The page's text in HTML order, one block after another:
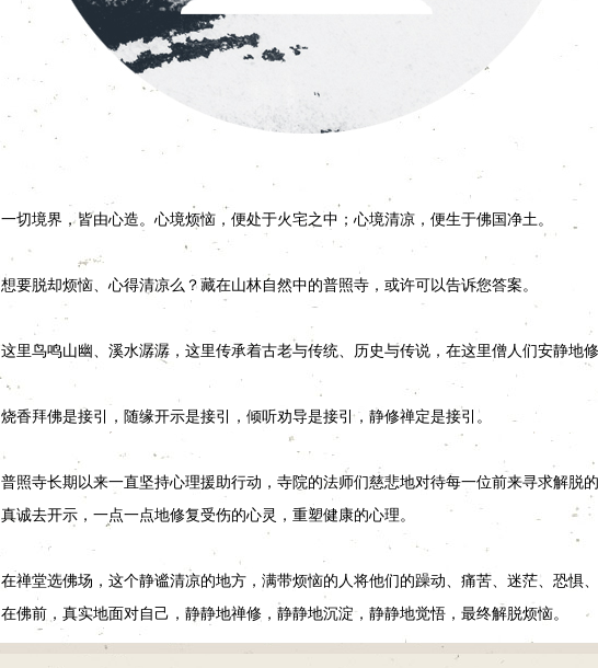
一切境界，皆由心造。心境烦恼，便处于火宅之中；心境清凉，便生于佛国净土。
想要脱却烦恼、心得清凉么？藏在山林自然中的普照寺，或许可以告诉您答案。
这里鸟鸣山幽、溪水潺潺，这里传承着古老与传统、历史与传说，在这里僧人们安静地
烧香拜佛是接引，随缘开示是接引，倾听劝导是接引，静修禅定是接引。
普照寺长期以来一直坚持心理援助行动，寺院的法师们慈悲地对待每一位前来寻求解脱
真诚去开示，一点一点地修复受伤的心灵，重塑健康的心理。
在禅堂选佛场，这个静谧清凉的地方，满带烦恼的人将他们的躁动、痛苦、迷茫、恐
在佛前，真实地面对自己，静静地禅修，静静地沉淀，静静地觉悟，最终解脱烦恼。